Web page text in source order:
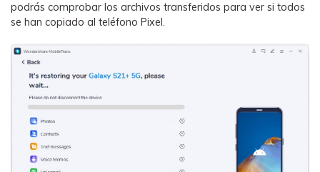
podrás comprobar los archivos transferidos para ver si todos
se han copiado al teléfono Pixel.